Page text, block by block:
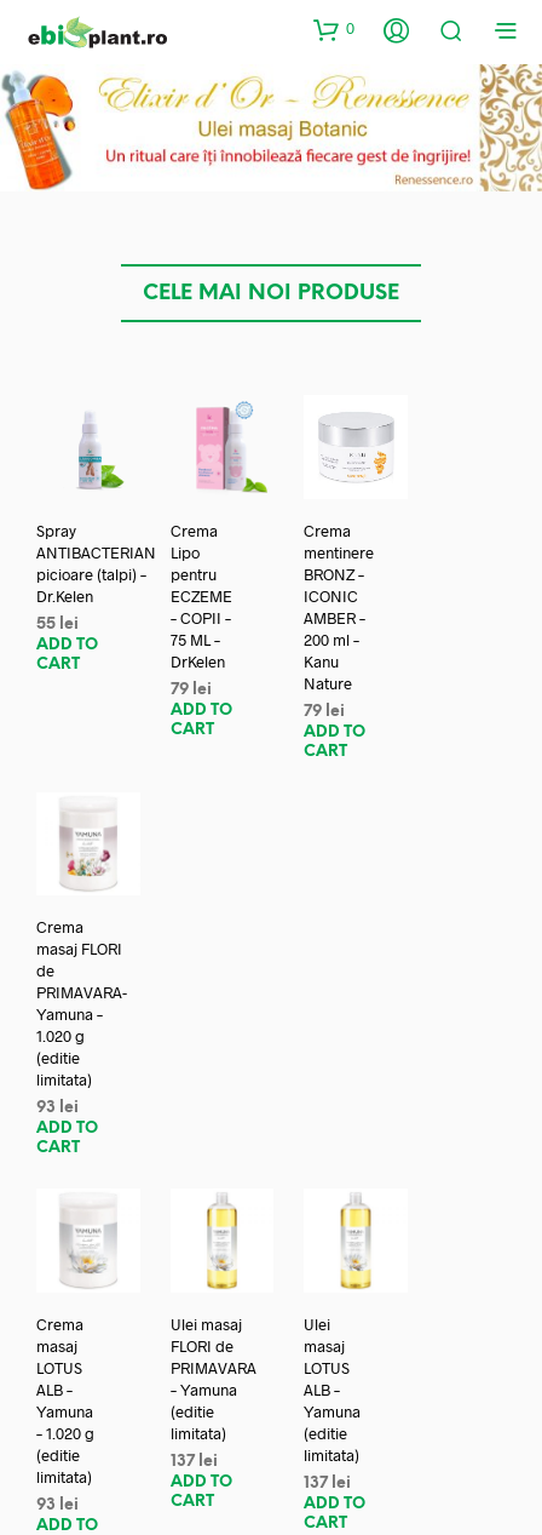
0
CELE MAI NOI PRODUSE
Spray
ANTIBACTERIAN
picioare (talpi) –
Dr.Kelen
55 lei
ADD TO
CART
Crema
Lipo
pentru
ECZEME
– COPII –
75 ML –
DrKelen
79 lei
ADD TO
CART
Crema
mentinere
BRONZ –
ICONIC
AMBER –
200 ml –
Kanu
Nature
79 lei
ADD TO
CART
Crema
masaj FLORI
de
PRIMAVARA-
Yamuna –
1.020 g
(editie
limitata)
93
lei
ADD TO
CART
Crema
masaj
LOTUS
ALB –
Yamuna
– 1.020 g
(editie
limitata)
93
lei
ADD TO
Ulei masaj
FLORI de
PRIMAVARA
– Yamuna
(editie
limitata)
137 lei
ADD TO
CART
Ulei
masaj
LOTUS
ALB –
Yamuna
(editie
limitata)
137 lei
ADD TO
CART